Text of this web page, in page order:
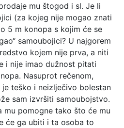
mu štogod i sl. Je li
(za kojeg nije mogao znati
5 m konopa s kojim će se
samoubojici? U najgorem
kojem nije prva, a niti
i nije imao dužnost pitati
Nasuprot rečenom,
teško i neizlječivo bolestan
sam izvršiti samoubojstvo.
mu pomogne tako što će mu
će ga ubiti i ta osoba to